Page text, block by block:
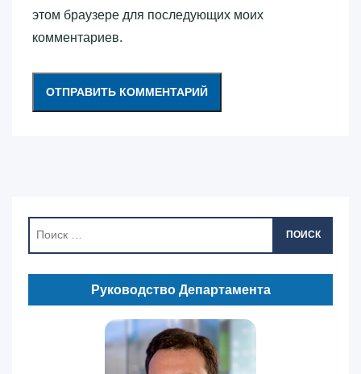
этом браузере для последующих моих
комментариев.
ПОИСК
Руководство Департамента